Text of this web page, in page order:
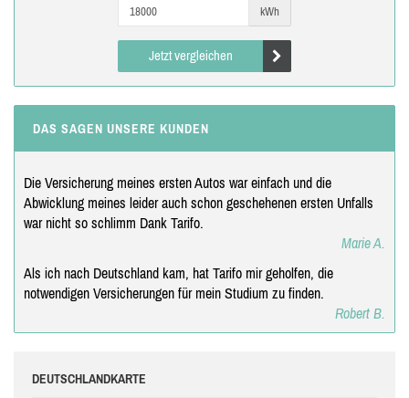
kWh
Jetzt vergleichen
DAS SAGEN UNSERE KUNDEN
Die Versicherung meines ersten Autos war einfach und die
Abwicklung meines leider auch schon geschehenen ersten Unfalls
war nicht so schlimm Dank Tarifo.
Marie A.
Als ich nach Deutschland kam, hat Tarifo mir geholfen, die
notwendigen Versicherungen für mein Studium zu finden.
Robert B.
DEUTSCHLANDKARTE